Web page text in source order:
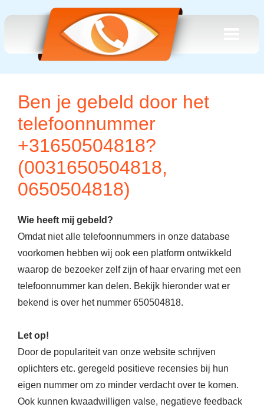
Ben je gebeld door het
telefoonnummer
+31650504818?
(0031650504818,
0650504818)
Wie heeft mij gebeld?
Omdat niet alle telefoonnummers in onze database
voorkomen hebben wij ook een platform ontwikkeld
waarop de bezoeker zelf zijn of haar ervaring met een
telefoonnummer kan delen. Bekijk hieronder wat er
bekend is over het nummer 650504818.
Let op!
Door de populariteit van onze website schrijven
oplichters etc. geregeld positieve recensies bij hun
eigen nummer om zo minder verdacht over te komen.
Ook kunnen kwaadwilligen valse, negatieve feedback